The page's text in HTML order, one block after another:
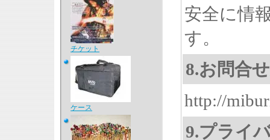
チケット
ケース
安全に情
す。
8.お問合
http://
9.プライ